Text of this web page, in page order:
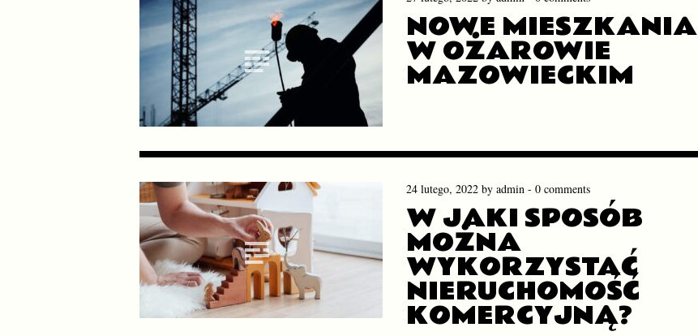
NOWE MIESZKANIA
W OŻAROWIE
MAZOWIECKIM
24 lutego, 2022 by admin - 0 comments
W JAKI SPOSÓB
MOŻNA
WYKORZYSTAĆ
NIERUCHOMOŚĆ
KOMERCYJNĄ?